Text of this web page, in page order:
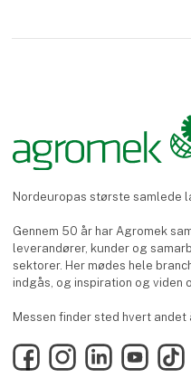
Nordeuropas største samlede
Gennem 50 år har Agromek
leverandører, kunder og
sektorer. Her mødes hele
indgås, og inspiration og viden
Messen finder sted hvert andet
FacebookInstagramLinkedInYouTubeTikTok